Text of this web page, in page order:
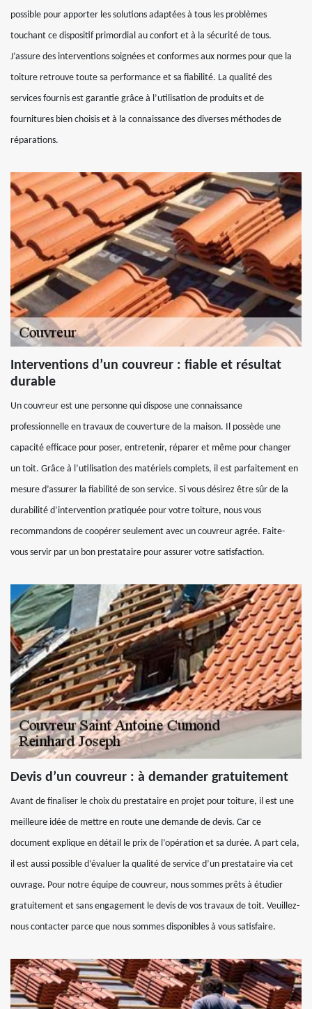
possible pour apporter les solutions adaptées à tous les problèmes
touchant ce dispositif primordial au confort et à la sécurité de tous.
J’assure des interventions soignées et conformes aux normes pour que la
toiture retrouve toute sa performance et sa fiabilité. La qualité des
services fournis est garantie grâce à l’utilisation de produits et de
fournitures bien choisis et à la connaissance des diverses méthodes de
réparations.
Interventions d’un couvreur : fiable et résultat
durable
Un couvreur est une personne qui dispose une connaissance
professionnelle en travaux de couverture de la maison. Il possède une
capacité efficace pour poser, entretenir, réparer et même pour changer
un toit. Grâce à l’utilisation des matériels complets, il est parfaitement en
mesure d’assurer la fiabilité de son service. Si vous désirez être sûr de la
durabilité d’intervention pratiquée pour votre toiture, nous vous
recommandons de coopérer seulement avec un couvreur agrée. Faite-
vous servir par un bon prestataire pour assurer votre satisfaction.
Devis d’un couvreur : à demander gratuitement
Avant de finaliser le choix du prestataire en projet pour toiture, il est une
meilleure idée de mettre en route une demande de devis. Car ce
document explique en détail le prix de l’opération et sa durée. A part cela,
il est aussi possible d’évaluer la qualité de service d’un prestataire via cet
ouvrage. Pour notre équipe de couvreur, nous sommes prêts à étudier
gratuitement et sans engagement le devis de vos travaux de toit. Veuillez-
nous contacter parce que nous sommes disponibles à vous satisfaire.